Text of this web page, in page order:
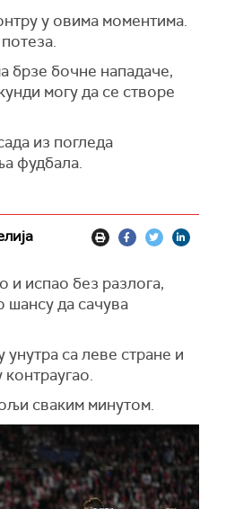
у овима моментима.
брзе бочне нападаче,
могу да се створе
из погледа
фудбала.
и испао без разлога,
шансу да сачува
унутра са леве стране и
сваким минутом.